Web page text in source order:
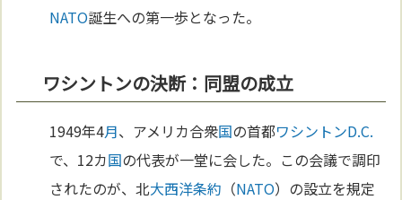
NATO誕生への第一歩となった。
ワシントンの決断：同盟の成立
1949年4月、アメリカ合衆国の首都ワシントンD.C.
で、12カ国の代表が一堂に会した。この会議で調印
されたのが、北大西洋条約 （NATO）の設立を規定